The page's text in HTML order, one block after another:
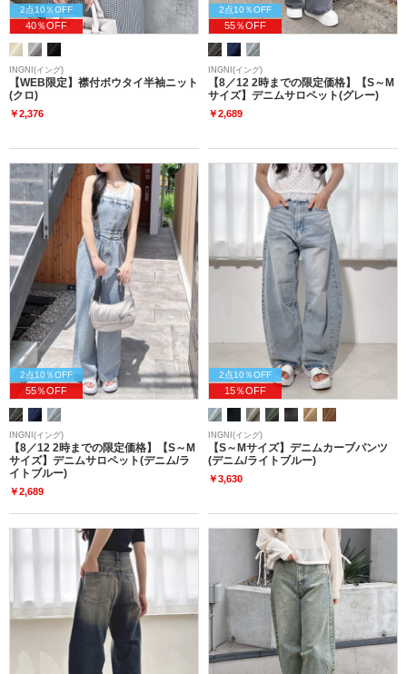
2点10％OFF
40％OFF
INGNI(イング)
【WEB限定】襟付ボウタイ半袖ニット
(クロ)
￥2,376
2点10％OFF
55％OFF
INGNI(イング)
【8／12 2時までの限定価格】【S～M
サイズ】デニムサロペット(グレー)
￥2,689
2点10％OFF
55％OFF
INGNI(イング)
【8／12 2時までの限定価格】【S～M
サイズ】デニムサロペット(デニム/ラ
イトブルー)
￥2,689
2点10％OFF
15％OFF
INGNI(イング)
【S～Mサイズ】デニムカーブパンツ
(デニム/ライトブルー)
￥3,630